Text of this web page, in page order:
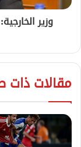
وزير
مقالات ذات